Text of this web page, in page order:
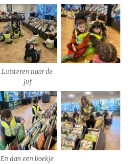
Luisteren naar de
juf
En dan een boekje